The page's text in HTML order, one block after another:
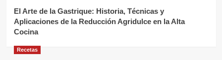
El Arte de la Gastrique: Historia, Técnicas y
Aplicaciones de la Reducción Agridulce en la Alta
Cocina
Recetas